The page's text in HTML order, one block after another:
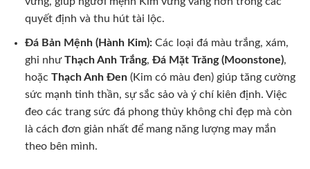
quyết định và thu hút tài lộc.
Đá Bản Mệnh (Hành Kim):Các loại đá màu trắng, xám,
ghi nhưThạch Anh Trắng, Đá Mặt Trăng (Moonstone),
hoặc Thạch Anh Đen(Kim có màu đen) giúp tăng cường
sức mạnh tinh thần, sự sắc sảo và ý chí kiên định. Việc
đeo các trang sức đá phong thủy không chỉ đẹp mà còn
là cách đơn giản nhất để mang năng lượng may mắn
theo bên mình.